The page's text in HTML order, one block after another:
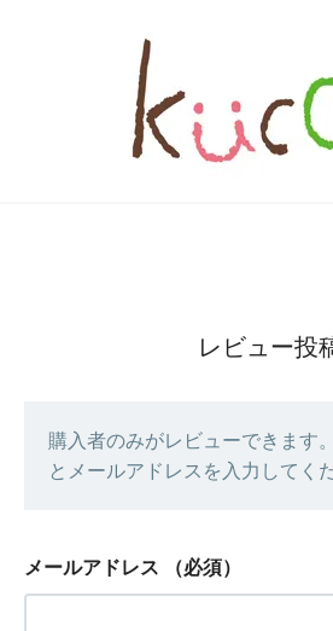
レビュー投
購入者のみがレビューできます
とメールアドレスを入力してく
メールアドレス （必須）